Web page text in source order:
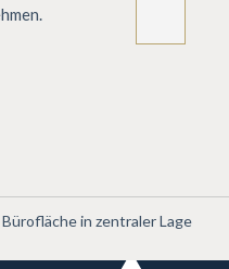
in zentraler Lage